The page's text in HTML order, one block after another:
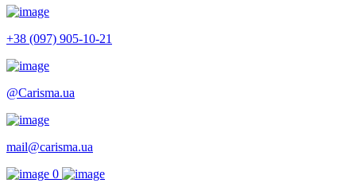
+38 (097) 905-10-21
@Carisma.ua
mail@carisma.ua
0